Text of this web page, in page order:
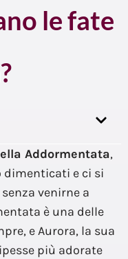
le fate
Addormentata,
dimenticati e ci si
venirne a
è una delle
e Aurora, la sua
più adorate